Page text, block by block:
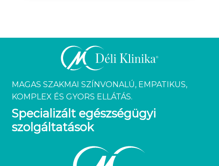
MAGAS SZAKMAI SZÍNVONALÚ, EMPATIKUS,
KOMPLEX ÉS GYORS ELLÁTÁS.
Specializált egészségügyi
szolgáltatások